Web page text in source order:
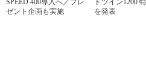
SPEED 400導入へ／プレ
ゼント企画も実施
ドツイン1200
を発表